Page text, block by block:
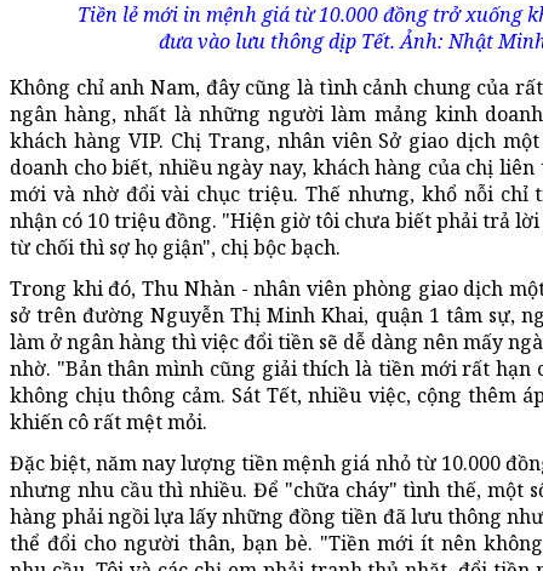
Tiền lẻ mới in mệnh giá từ 10.000 đồng trở xuống
đưa vào lưu thông dịp Tết. Ảnh: Nhật
Không chỉ anh Nam, đây cũng là tình cảnh chung của
ngân hàng, nhất là những người làm mảng kinh
khách hàng VIP. Chị Trang, nhân viên Sở giao dịch
doanh cho biết, nhiều ngày nay, khách hàng của chị
mới và nhờ đổi vài chục triệu. Thế nhưng, khổ nỗi chỉ
nhận có 10 triệu đồng. "Hiện giờ tôi chưa biết phải trả lời
từ chối thì sợ họ giận", chị bộc bạch.
Trong khi đó, Thu Nhàn - nhân viên phòng giao dịch
sở trên đường Nguyễn Thị Minh Khai, quận 1 tâm sự,
làm ở ngân hàng thì việc đổi tiền sẽ dễ dàng nên mấy
nhờ. "Bản thân mình cũng giải thích là tiền mới rất hạn
không chịu thông cảm. Sát Tết, nhiều việc, cộng thêm
khiến cô rất mệt mỏi.
Đặc biệt, năm nay lượng tiền mệnh giá nhỏ từ 10.000
nhưng nhu cầu thì nhiều. Để "chữa cháy" tình thế, một
hàng phải ngồi lựa lấy những đồng tiền đã lưu thông
thể đổi cho người thân, bạn bè. "Tiền mới ít nên